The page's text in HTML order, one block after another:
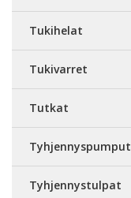
Tukihelat
Tukivarret
Tutkat
Tyhjennyspumput
Tyhjennystulpat